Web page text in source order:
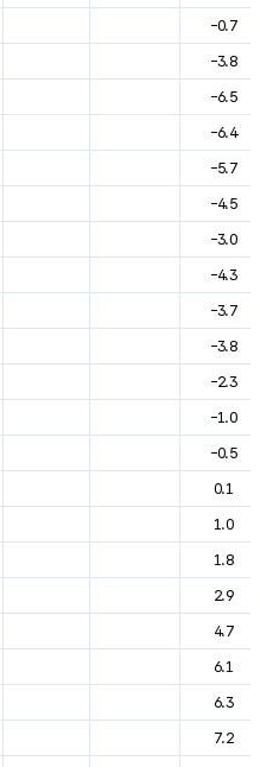
-0.7
-3.8
-6.5
-6.4
-5.7
-4.5
-3.0
-4.3
-3.7
-3.8
-2.3
-1.0
-0.5
0.1
1.0
1.8
2.9
4.7
6.1
6.3
7.2